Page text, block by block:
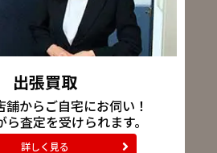
出張買取
舗からご自宅にお伺い！
ら査定を受けられます。
詳しく見る